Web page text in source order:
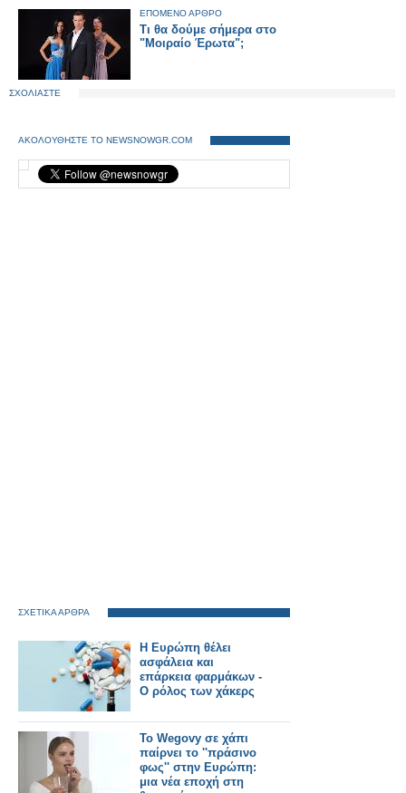
ΕΠΟΜΕΝΟ ΑΡΘΡΟ
Τι θα δούμε σήμερα στο
"Μοιραίο Έρωτα";
ΣΧΟΛΙΑΣΤΕ
ΑΚΟΛΟΥΘΗΣΤΕ ΤΟ NEWSNOWGR.COM
ΣΧΕΤΙΚΑ ΑΡΘΡΑ
Η Ευρώπη θέλει
ασφάλεια και
επάρκεια φαρμάκων -
Ο ρόλος των χάκερς
Το Wegovy σε χάπι
παίρνει το ''πράσινο
φως'' στην Ευρώπη:
μια νέα εποχή στη